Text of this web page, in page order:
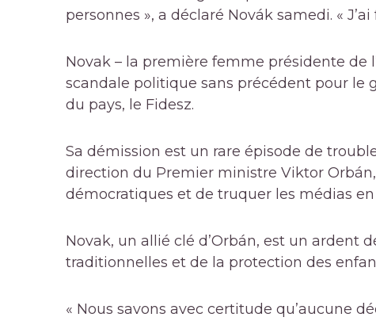
personnes », a déclaré Novák samedi. «
Novak – la première femme présidente de
scandale politique sans précédent pour
du pays, le Fidesz.
Sa démission est un rare épisode de
direction du Premier ministre Viktor
démocratiques et de truquer les médias en
Novak, un allié clé d’Orbán, est un ardent
traditionnelles et de la protection des
« Nous savons avec certitude qu’aucune